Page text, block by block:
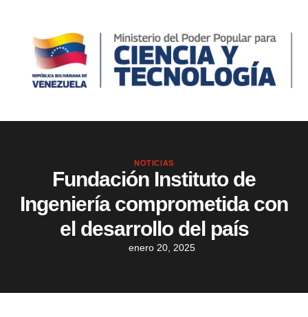
NOTICIAS
Fundación Instituto de
Ingeniería comprometida con
el desarrollo del país
enero 20, 2025